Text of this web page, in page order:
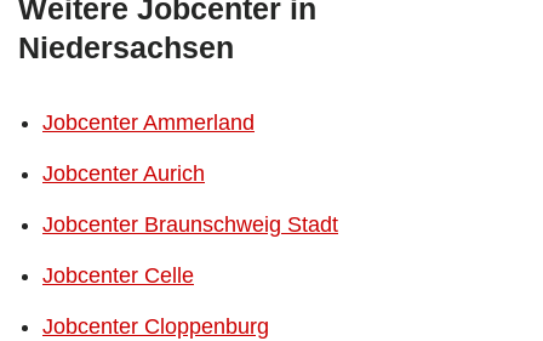
Weitere Jobcenter in
Niedersachsen
Jobcenter Ammerland
Jobcenter Aurich
Jobcenter Braunschweig Stadt
Jobcenter Celle
Jobcenter Cloppenburg